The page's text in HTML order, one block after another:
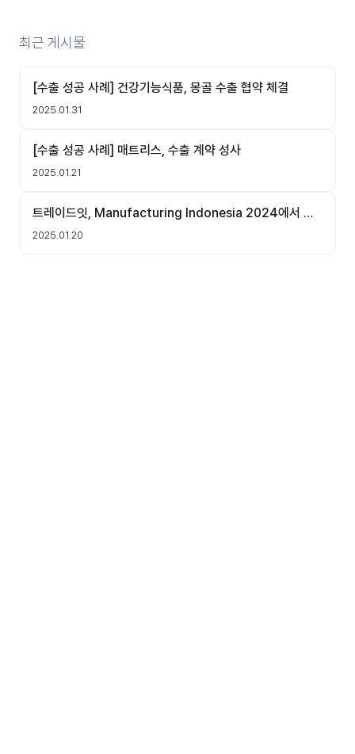
최근 게시물
[수출 성공 사례] 건강기능식품, 몽골 수출 협약 체결
2025.01.31
[수출 성공 사례] 매트리스, 수출 계약 성사
2025.01.21
트레이드잇, Manufacturing Indonesia 2024에서 국
내 기업의 현지 업체 미팅 주선 성료!
2025.01.20